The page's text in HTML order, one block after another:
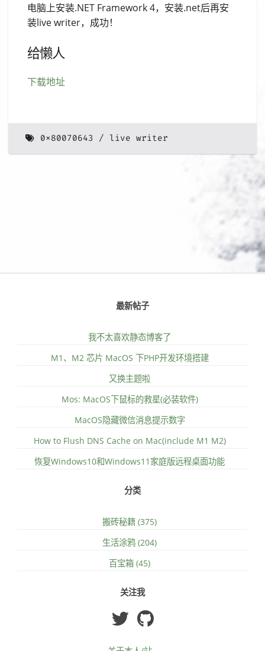
电脑上安装.NET Framework 4，安装.net后再安
装live writer，成功！
给懒人
下载地址
0x80070643 live writer
最新帖子
我不太喜欢静态博客了
M1、M2 芯片 MacOS 下PHP开发环境搭建
又换主题啦
Mos: MacOS下鼠标的救星(必装软件)
MacOS隐藏微信消息提示数字
How to Flush DNS Cache on Mac(include M1 M2)
恢复Windows10和Windows11家庭版远程桌面功能
分类
搬砖秘籍 (375)
生活涂鸦 (204)
百宝箱 (45)
关注我